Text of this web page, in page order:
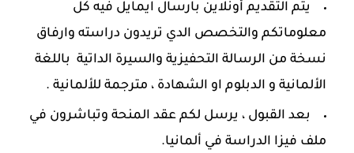
يتم التقديم أونلاين بارسال ايمايل فيه كل
معلوماتكم والتخصص الدي تريدون دراسته وارفاق
نسخة من الرسالة التحفيزية والسيرة الداتية باللغة
الألمانية و الدبلوم او الشهادة ، مترجمة للألمانية .
بعد القبول ، يرسل لكم عقد المنحة وتباشرون في
ملف فيزا الدراسة في ألمانيا.